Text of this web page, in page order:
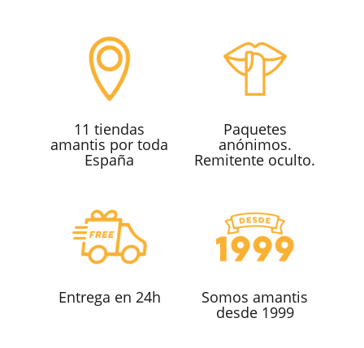
11 tiendas
amantis por toda
España
Paquetes
anónimos.
Remitente oculto.
Entrega en 24h Somos amantis
desde 1999